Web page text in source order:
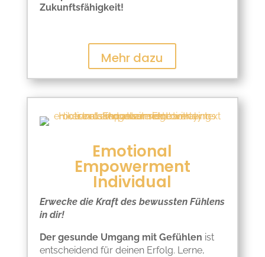
Zukunftsfähigkeit!
Mehr dazu
Emotional
Empowerment
Individual
Erwecke die Kraft des bewussten Fühlens
in dir!
Der gesunde Umgang mit Gefühlen ist
entscheidend für deinen Erfolg. Lerne,